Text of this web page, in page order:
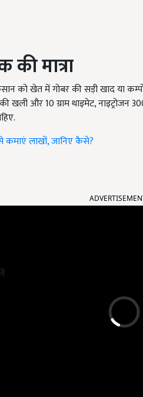
की मात्रा
को खेत में गोबर की सड़ी खाद या
खली और 10 ग्राम थाइमेट, नाइट्रोजन
लाखों, जानिए कैसे?